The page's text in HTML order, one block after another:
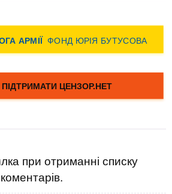
при отриманні списку
коментарів.